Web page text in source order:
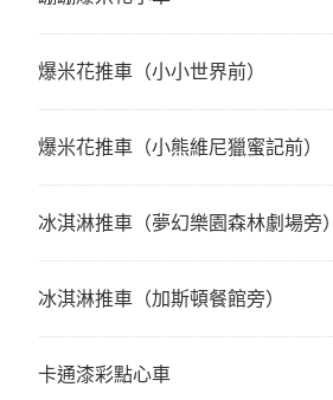
爆米花推車（小小世界前）
爆米花推車（小熊維尼獵蜜記前）
冰淇淋推車（夢幻樂園森林劇場旁）
冰淇淋推車（加斯頓餐館旁）
卡通漆彩點心車